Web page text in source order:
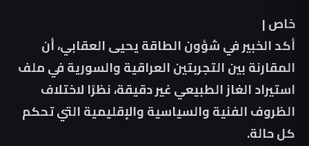
خاص |
أكد الخبير في شؤون الطاقة يحيى العقابي، أن
المقارنة بين التجربتين العراقية والسورية في ملف
استيراد الغاز الطبيعي غير دقيقة، نظرًا لاختلاف
الظروف الفنية والسياسية والإقليمية التي تحكم
كل حالة.